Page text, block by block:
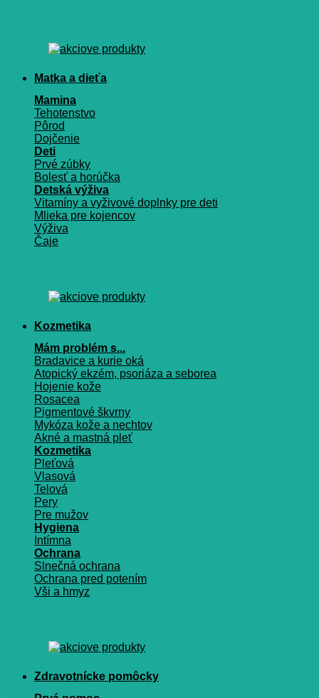
Matka a dieťa
Mamina
Tehotenstvo
Pôrod
Dojčenie
Deti
Prvé zúbky
Bolesť a horúčka
Detská výživa
Vitamíny a vyživové doplnky pre deti
Mlieka pre kojencov
Výživa
Čaje
Kozmetika
Mám problém s...
Bradavice a kurie oká
Atopický ekzém, psoriáza a seborea
Hojenie kože
Rosacea
Pigmentové škvrny
Mykóza kože a nechtov
Akné a mastná pleť
Kozmetika
Pleťová
Vlasová
Telová
Pery
Pre mužov
Hygiena
Intímna
Ochrana
Slnečná ochrana
Ochrana pred potením
Vši a hmyz
Zdravotnícke pomôcky